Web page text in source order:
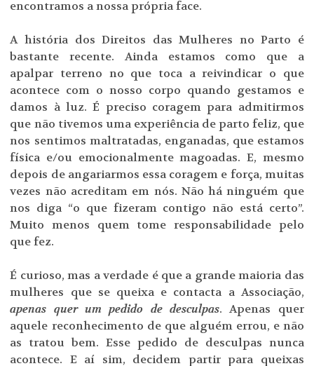
encontramos a nossa própria face.
A história dos Direitos das Mulheres no Parto é
bastante recente. Ainda estamos como que a
apalpar terreno no que toca a reivindicar o que
acontece com o nosso corpo quando gestamos e
damos à luz. É preciso coragem para admitirmos
que não tivemos uma experiência de parto feliz, que
nos sentimos maltratadas, enganadas, que estamos
física e/ou emocionalmente magoadas. E, mesmo
depois de angariarmos essa coragem e força, muitas
vezes não acreditam em nós. Não há ninguém que
nos diga “o que fizeram contigo não está certo”.
Muito menos quem tome responsabilidade pelo
que fez.
É curioso, mas a verdade é que a grande maioria das
mulheres que se queixa e contacta a Associação,
apenas quer um pedido de desculpas. Apenas quer
aquele reconhecimento de que alguém errou, e não
as tratou bem. Esse pedido de desculpas nunca
acontece. E aí sim, decidem partir para queixas